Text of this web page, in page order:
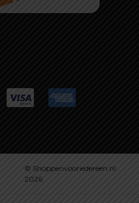
© Shoppenvooriedereen.nl
2026